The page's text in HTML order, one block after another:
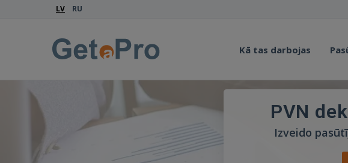
LV RU
Kā tas darbojas
PVN
Izveido